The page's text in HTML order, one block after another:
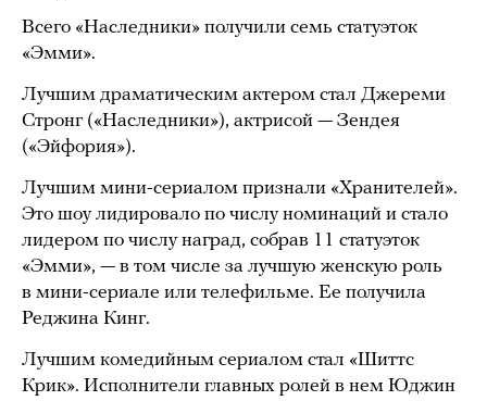
Всего «Наследники» получили семь статуэток
«Эмми».
Лучшим драматическим актером стал Джереми
Стронг («Наследники»), актрисой — Зендея
(«Эйфория»).
Лучшим мини-сериалом признали «Хранителей».
Это шоу лидировало по числу номинаций и стало
лидером по числу наград, собрав 11 статуэток
«Эмми», — в том числе за лучшую женскую роль
в мини-сериале или телефильме. Ее получила
Реджина Кинг.
Лучшим комедийным сериалом стал «Шиттс
Крик». Исполнители главных ролей в нем Юджин